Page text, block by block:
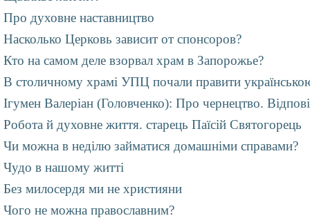
Про духовне наставництво
Насколько Церковь зависит от спонсоров?
Кто на самом деле взорвал храм в Запорожье?
В столичному храмі УПЦ почали правити
Ігумен Валеріан (Головченко): Про чернецтво.
Робота й духовне життя. старець Паїсій Святогорець
Чи можна в неділю займатися домашніми справами?
Чудо в нашому житті
Без милосердя ми не християни
Чого не можна православним?